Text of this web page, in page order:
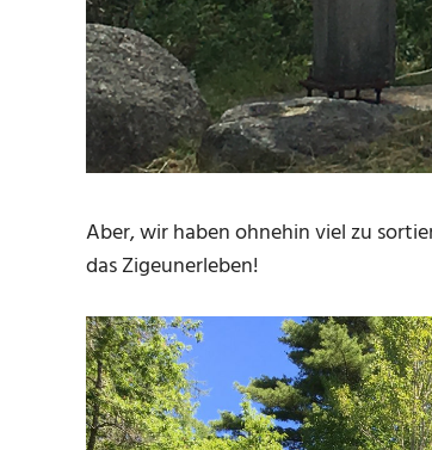
Aber, wir haben ohnehin viel zu
das Zigeunerleben!